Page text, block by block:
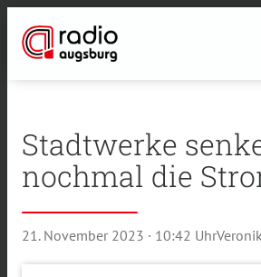
Stadtwerke
nochmal die
21. November 2023 · 10:42 Uhr